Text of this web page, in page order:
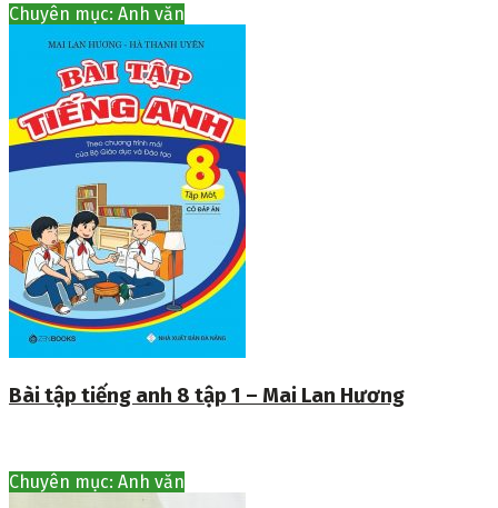
Chuyên mục: Anh văn
Bài tập tiếng anh 8 tập 1 – Mai Lan Hương
Chuyên mục: Anh văn